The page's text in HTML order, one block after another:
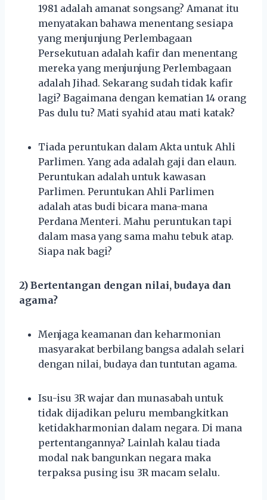
1981 adalah amanat songsang? Amanat itu
menyatakan bahawa menentang sesiapa
yang menjunjung Perlembagaan
Persekutuan adalah kafir dan menentang
mereka yang menjunjung Perlembagaan
adalah Jihad. Sekarang sudah tidak kafir
lagi? Bagaimana dengan kematian 14 orang
Pas dulu tu? Mati syahid atau mati katak?
Tiada peruntukan dalam Akta untuk Ahli
Parlimen. Yang ada adalah gaji dan elaun.
Peruntukan adalah untuk kawasan
Parlimen. Peruntukan Ahli Parlimen
adalah atas budi bicara mana-mana
Perdana Menteri. Mahu peruntukan tapi
dalam masa yang sama mahu tebuk atap.
Siapa nak bagi?
2) Bertentangan dengan nilai, budaya dan
agama?
Menjaga keamanan dan keharmonian
masyarakat berbilang bangsa adalah selari
dengan nilai, budaya dan tuntutan agama.
Isu-isu 3R wajar dan munasabah untuk
tidak dijadikan peluru membangkitkan
ketidakharmonian dalam negara. Di mana
pertentangannya? Lainlah kalau tiada
modal nak bangunkan negara maka
terpaksa pusing isu 3R macam selalu.